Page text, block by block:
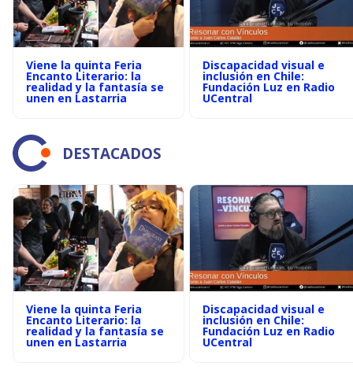
Viene la quinta Feria
Encanto Literario: la
realidad y la fantasía se
unen en Lastarria
Discapacidad visual e
inclusión en Chile:
Fundación Luz en Radio
UCentral
DESTACADOS
Viene la quinta Feria
Encanto Literario: la
realidad y la fantasía se
unen en Lastarria
Discapacidad visual e
inclusión en Chile:
Fundación Luz en Radio
UCentral